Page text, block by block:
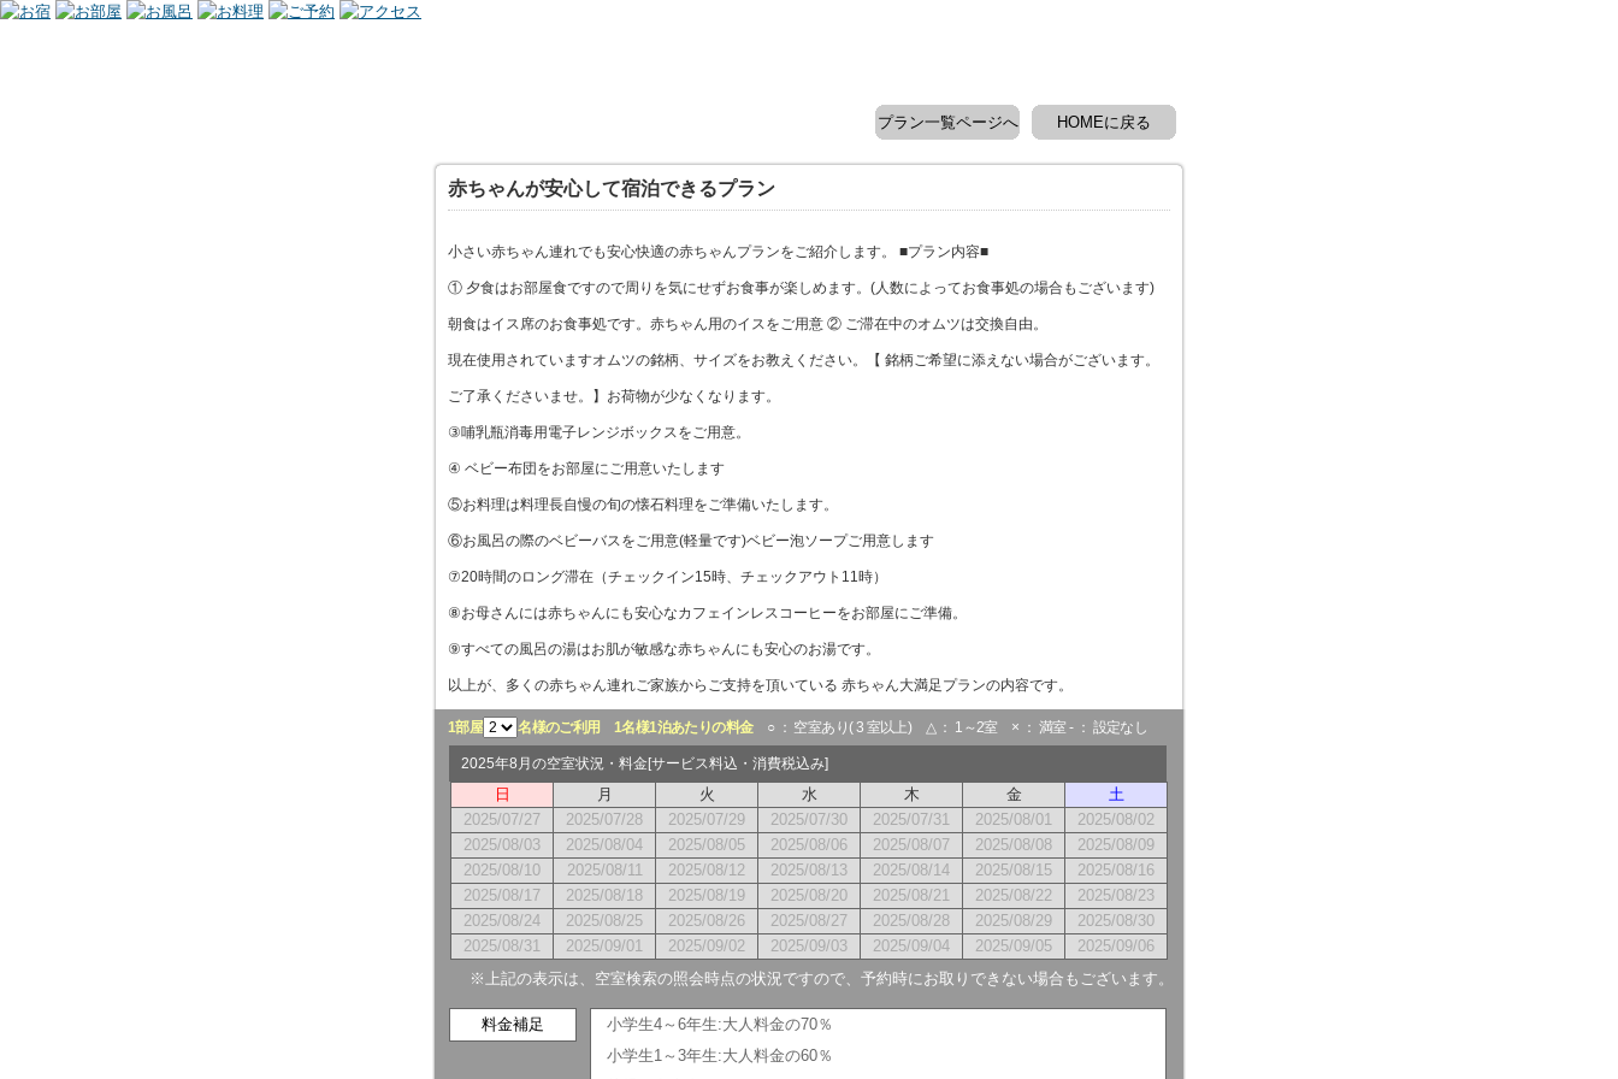
HOMEに戻る
プラン一覧ページへ
赤ちゃんが安心して宿泊できるプラン
小さい赤ちゃん連れでも安心快適の赤ちゃんプランをご紹介します。 ■プラン内容■
① 夕食はお部屋食ですので周りを気にせずお食事が楽しめます。(人数によってお食事処の場合もございます)
朝食はイス席のお食事処です。赤ちゃん用のイスをご用意 ② ご滞在中のオムツは交換自由。
現在使用されていますオムツの銘柄、サイズをお教えください。【 銘柄ご希望に添えない場合がございます。
ご了承くださいませ。】お荷物が少なくなります。
③哺乳瓶消毒用電子レンジボックスをご用意。
④ ベビー布団をお部屋にご用意いたします
⑤お料理は料理長自慢の旬の懐石料理をご準備いたします。
⑥お風呂の際のベビーバスをご用意(軽量です)ベビー泡ソープご用意します
⑦20時間のロング滞在（チェックイン15時、チェックアウト11時）
⑧お母さんには赤ちゃんにも安心なカフェインレスコーヒーをお部屋にご準備。
⑨すべての風呂の湯はお肌が敏感な赤ちゃんにも安心のお湯です。
以上が、多くの赤ちゃん連れご家族からご支持を頂いている 赤ちゃん大満足プランの内容です。
1部屋 名様のご利用 1名様1泊あたりの料金○ ： 空室あり( 3 室以上) △ ： 1～2室 × ： 満室 - ： 設定なし
2025年8月の空室状況・料金[サービス料込・消費税込み]
日 月 火 水 木 金
土
2025/07/27
2025/07/28 2025/07/29 2025/07/30 2025/07/31 2025/08/01
2025/08/02
2025/08/03
2025/08/04 2025/08/05 2025/08/06 2025/08/07 2025/08/08
2025/08/09
2025/08/10
2025/08/11 2025/08/12 2025/08/13 2025/08/14 2025/08/15
2025/08/16
2025/08/17
2025/08/18 2025/08/19 2025/08/20 2025/08/21 2025/08/22
2025/08/23
2025/08/24
2025/08/25 2025/08/26 2025/08/27 2025/08/28 2025/08/29
2025/08/30
2025/08/31
2025/09/01 2025/09/02 2025/09/03 2025/09/04 2025/09/05
2025/09/06
※上記の表示は、空室検索の照会時点の状況ですので、予約時にお取りできない場合もございます。
料金補足
小学生4～6年生:大人料金の70％
小学生1～3年生:大人料金の60％